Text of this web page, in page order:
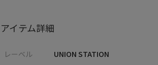
アイテム詳細
レーベル UNION STATION